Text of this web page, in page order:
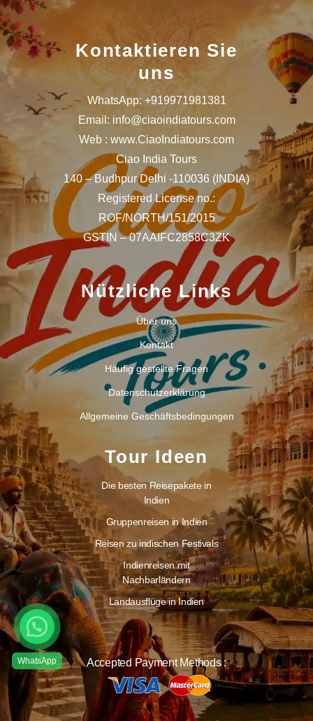
Kontaktieren Sie
uns
WhatsApp: +919971981381
Email: info@ciaoindiatours.com
Web : www.CiaoIndiatours.com
Ciao India Tours
140 – Budhpur Delhi -110036 (INDIA)
Registered License no.:
ROF/NORTH/151/2015
GSTIN – 07AAIFC2858C3ZK
Nützliche Links
Über uns
Kontakt
Häufig gestellte Fragen
Datenschutzerklärung
Allgemeine Geschäftsbedingungen
Tour Ideen
Die besten Reisepakete in
Indien
Gruppenreisen in Indien
Reisen zu indischen Festivals
Indienreisen mit
Nachbarländern
Landausflüge in Indien
Accepted Payment Methods :